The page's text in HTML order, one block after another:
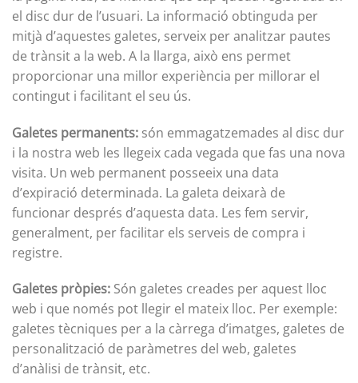
el disc dur de l’usuari. La informació obtinguda per
mitjà d’aquestes galetes, serveix per analitzar pautes
de trànsit a la web. A la llarga, això ens permet
proporcionar una millor experiència per millorar el
contingut i facilitant el seu ús.
Galetes permanents: són emmagatzemades al disc dur
i la nostra web les llegeix cada vegada que fas una nova
visita. Un web permanent posseeix una data
d’expiració determinada. La galeta deixarà de
funcionar després d’aquesta data. Les fem servir,
generalment, per facilitar els serveis de compra i
registre.
Galetes pròpies: Són galetes creades per aquest lloc
web i que només pot llegir el mateix lloc. Per exemple:
galetes tècniques per a la càrrega d’imatges, galetes de
personalització de paràmetres del web, galetes
d’anàlisi de trànsit, etc.